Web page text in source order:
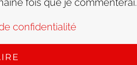
confidentialité